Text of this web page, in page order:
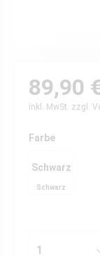
89,90
inkl. MwSt. zzgl.
Farbe
Schwarz
Schwarz